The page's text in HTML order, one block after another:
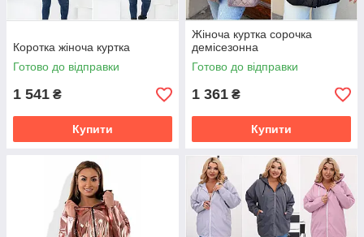
Коротка жіноча куртка
Готово до відправки
1 541 ₴
Купити
Жіноча куртка сорочка
демісезонна
Готово до відправки
1 361 ₴
Купити